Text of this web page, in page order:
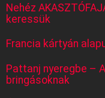
Nehéz
keressük
Francia kártyán
Pattanj nyeregbe –
bringásoknak